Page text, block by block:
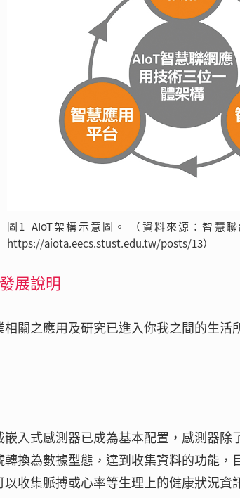
圖1 AIoT架構示意圖。 （資料來源：智慧
https://aiota.eecs.stust.edu.tw/posts/13）
展說明
關之應用及研究已進入你我之間的生
入式感測器已成為基本配置，感測器
換為數據型態，達到收集資料的功能，
收集脈搏或心率等生理上的健康狀況